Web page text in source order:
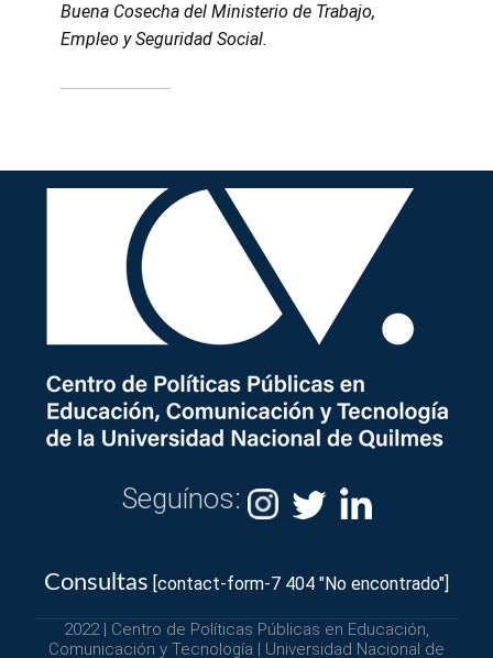
Buena Cosecha del Ministerio de Trabajo,
Empleo y Seguridad Social.
Seguínos:
Consultas [contact-form-7 404 "No encontrado"]
2022 | Centro de Políticas Públicas en Educación,
Comunicación y Tecnología | Universidad Nacional de